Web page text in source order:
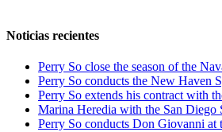
Noticias recientes
Perry So close the season of the
Perry So conducts the New Haven
Perry So extends his contract with
Marina Heredia with the San Diego
Perry So conducts Don Giovanni at